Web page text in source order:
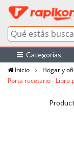
Categorías
Inicio
Hogar y
Porta recetario - Libro